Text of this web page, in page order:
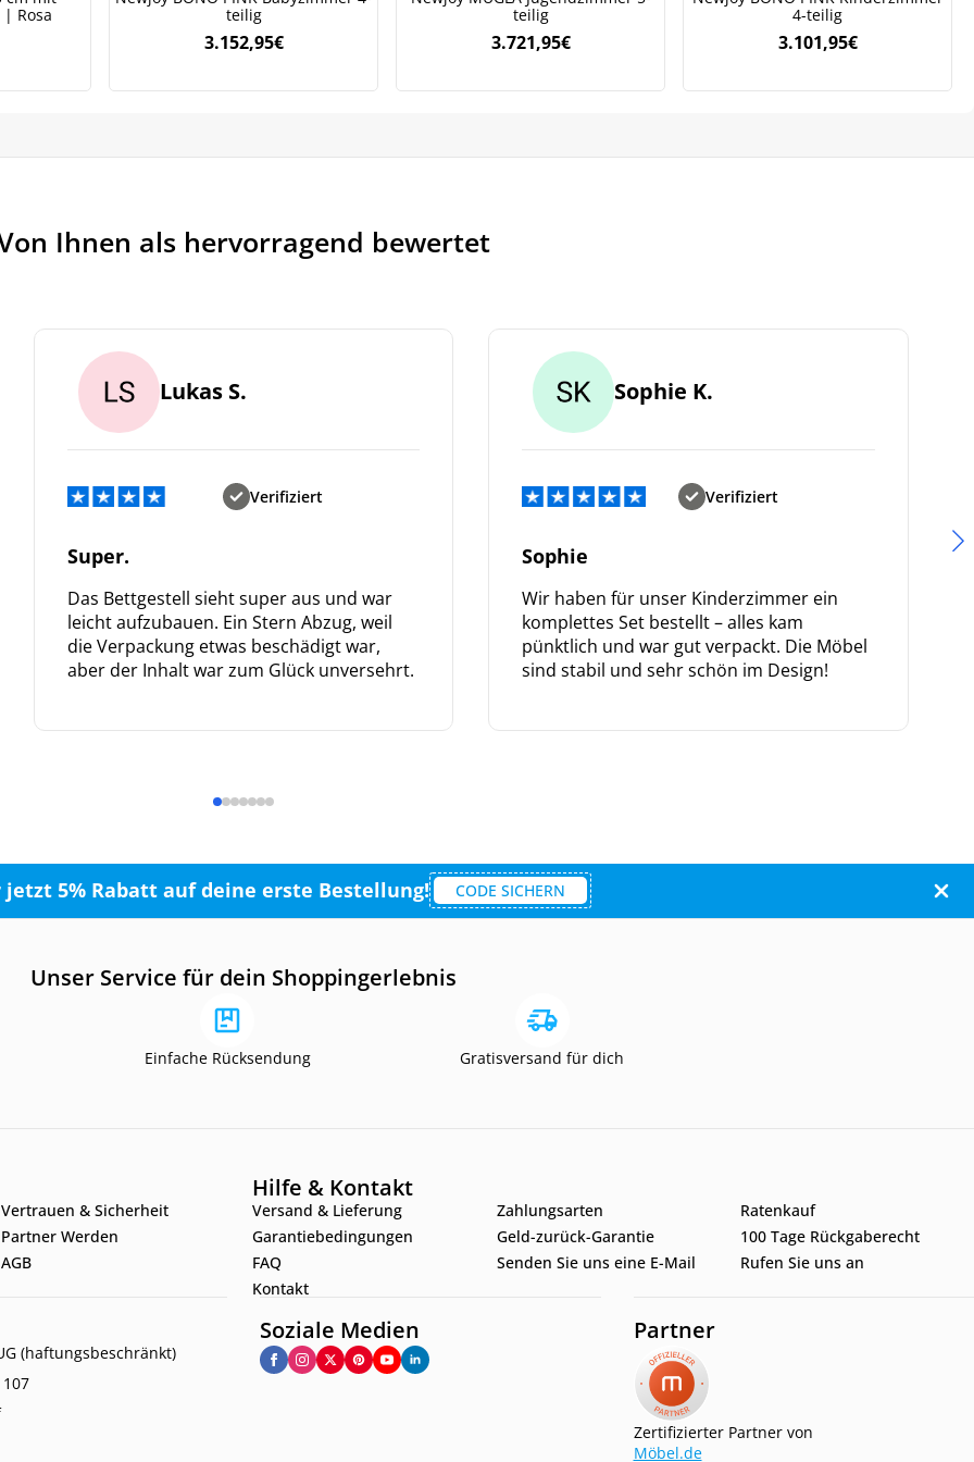
Rosa
teilig
3.152,95€
teilig
3.721,95€
4-teilig
3.101,95€
Ihnen als hervorragend bewertet
Lukas S.
Verifiziert
Super.
Das Bettgestell sieht super aus und war
leicht aufzubauen. Ein Stern Abzug, weil
die Verpackung etwas beschädigt war,
aber der Inhalt war zum Glück unversehrt.
Sophie K.
Verifiziert
Sophie
Wir haben für unser Kinderzimmer ein
komplettes Set bestellt – alles kam
pünktlich und war gut verpackt. Die Möbel
sind stabil und sehr schön im Design!
jetzt 5% Rabatt auf deine erste Bestellung! CODE SICHERN
Unser Service für dein Shoppingerlebnis
Einfache Rücksendung Gratisversand für dich
Vertrauen & Sicherheit
Partner Werden
AGB
Hilfe & Kontakt
Versand & Lieferung Zahlungsarten
Ratenkauf
Garantiebedingungen
Geld-zurück-Garantie
100 Tage Rückgaberecht
FAQ
Senden Sie uns eine E-Mail
Rufen Sie uns an
Kontakt
(haftungsbeschränkt)
Soziale Medien Partner
Zertifizierter Partner von
Möbel.de